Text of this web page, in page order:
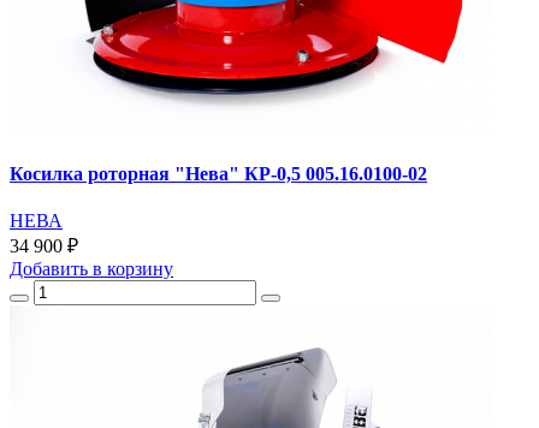
Косилка роторная "Нева" КР-0,5 005.16.0100-02
НЕВА
34 900 ₽
Добавить в корзину